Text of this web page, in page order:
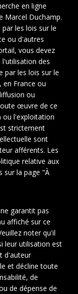
en ligne
Marcel Duchamp.
les lois sur le
ou d'autres
vous devez
des
par les lois sur le
en France ou
ou
œuvre de ce
ou l'exploitation
strictement
sont
afférents. Les
relative aux
sur la page "À
garantit pas
affiché sur ce
noter qu'il
leur utilisation est
d'auteur
et décline toute
de
de dépense de